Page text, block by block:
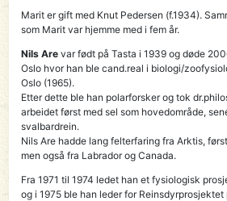
Marit er gift med Knut Pedersen (f.1934).
som Marit var hjemme med i fem år.
Nils Are var født på Tasta i 1939 og døde
Oslo hvor han ble cand.real i biologi/
Oslo (1965).
Etter dette ble han polarforsker og tok
arbeidet først med sel som hovedområde,
svalbardrein.
Nils Are hadde lang felterfaring fra Arktis,
men også fra Labrador og Canada.
Fra 1971 til 1974 ledet han et fysiologisk
og i 1975 ble han leder for